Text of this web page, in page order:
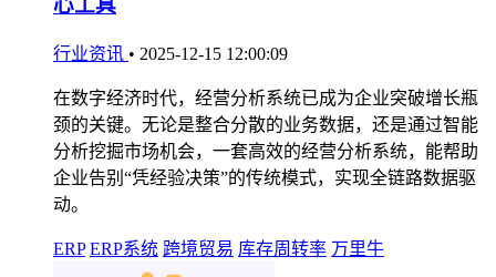
心工具
行业资讯 • 2025-12-15 12:00:09
在数字经济时代，经营分析系统已成为企业突破增长瓶
颈的关键。无论是整合分散的业务数据，还是通过智能
分析挖掘市场机会，一套高效的经营分析系统，能帮助
企业告别“凭经验决策”的传统模式，实现全链路数据驱
动。
ERP ERP系统 跨境贸易 库存周转率 万里牛